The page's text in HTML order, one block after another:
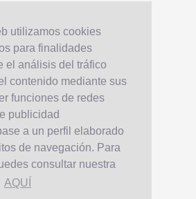
utilizamos cookies
para finalidades
el análisis del tráfico
contenido mediante sus
funciones de redes
publicidad
a un perfil elaborado
de navegación. Para
consultar nuestra
AQUÍ